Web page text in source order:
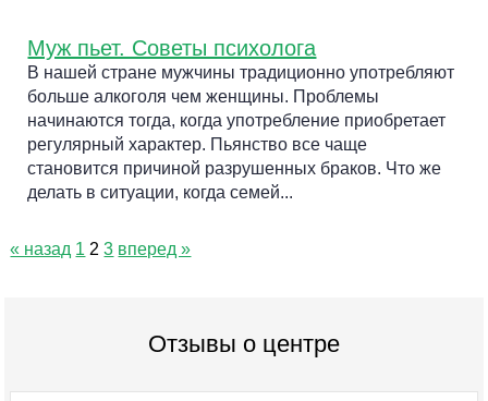
Муж пьет. Советы психолога
В нашей стране мужчины традиционно употребляют
больше алкоголя чем женщины. Проблемы
начинаются тогда, когда употребление приобретает
регулярный характер. Пьянство все чаще
становится причиной разрушенных браков. Что же
делать в ситуации, когда семей...
« назад 1 2 3 вперед »
Отзывы о центре